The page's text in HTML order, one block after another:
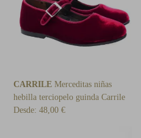
CARRILE Merceditas niñas
hebilla terciopelo guinda Carrile
Desde: 48,00 €